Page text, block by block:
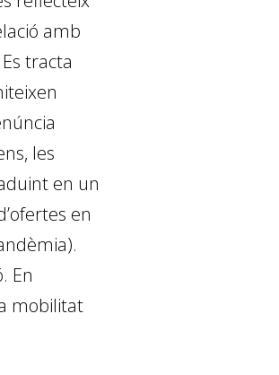
amb
tracta
les
en un
en
En
mobilitat